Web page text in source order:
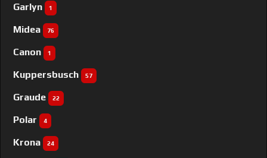
Garlyn 1
Midea 76
Canon 1
Kuppersbusch 57
Graude 22
Polar 4
Krona 24